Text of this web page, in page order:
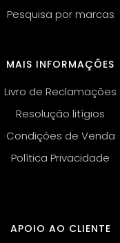
Pesquisa por marcas
MAIS INFORMAÇÕES
Livro de Reclamações
Resolução litígios
Condições de Venda
Política Privacidade
APOIO AO CLIENTE